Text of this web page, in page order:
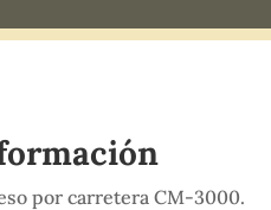
por carretera CM-3000.